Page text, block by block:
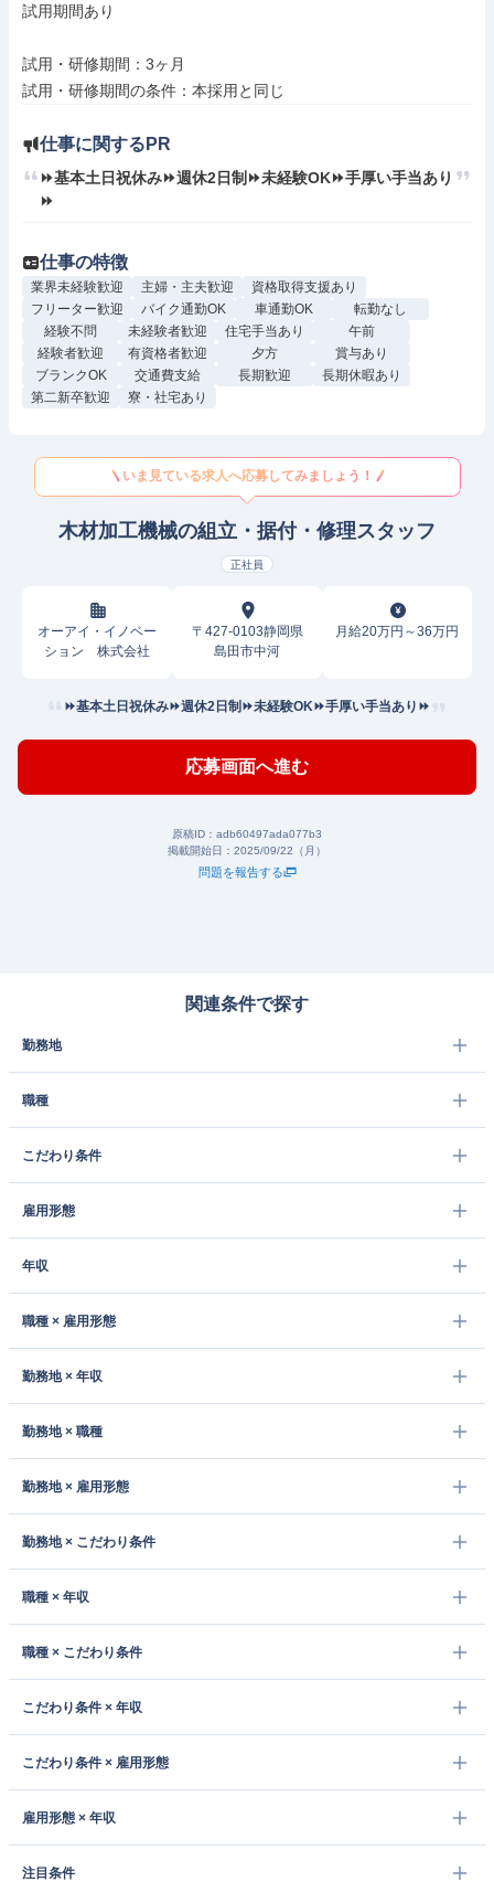
試用期間あり
試用・研修期間：3ヶ月
仕事に関するPR
⏩基本土日祝休み⏩週休2日制⏩未経験OK⏩手厚い手当あり
⏩
仕事の特徴
業界未経験歓迎 主婦・主夫歓迎
資格取得支援あり
フリーター歓迎
バイク通勤OK 車通勤OK
転勤なし
経験不問
未経験者歓迎 住宅手当あり
午前
経験者歓迎
有資格者歓迎 夕方
賞与あり
ブランクOK
交通費支給 長期歓迎
長期休暇あり
第二新卒歓迎
寮・社宅あり
いま見ている求人へ応募してみましょう！
木材加工機械の組立・据付・修理スタッフ
正社員
オーアイ・イノベー
ション 株式会社
〒427-0103静岡県
島田市中河
月給20万円～36万円
⏩基本土日祝休み⏩週休2日制⏩未経験OK⏩手厚い手当あり⏩
応募画面へ進む
原稿ID： adb60497ada077b3
掲載開始日： 2025/09/22（月）
問題を報告する
関連条件で探す
勤務地
職種
こだわり条件
雇用形態
年収
職種 × 雇用形態
勤務地 × 年収
勤務地 × 職種
勤務地 × 雇用形態
勤務地 × こだわり条件
職種 × 年収
職種 × こだわり条件
こだわり条件 × 年収
こだわり条件 × 雇用形態
雇用形態 × 年収
注目条件